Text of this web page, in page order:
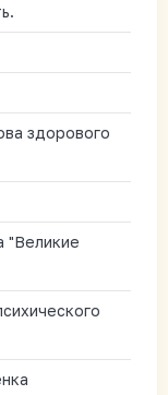
здорового
"Великие